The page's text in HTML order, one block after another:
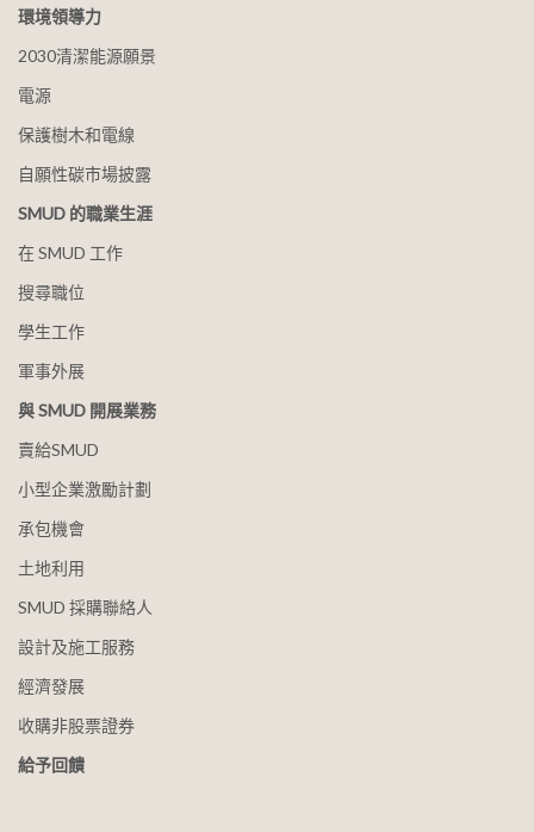
環境領導力
2030清潔能源願景
電源
保護樹木和電線
自願性碳市場披露
SMUD 的職業生涯
在 SMUD 工作
搜尋職位
學生工作
軍事外展
與 SMUD 開展業務
賣給SMUD
小型企業激勵計劃
承包機會
土地利用
SMUD 採購聯絡人
設計及施工服務
經濟發展
收購非股票證券
給予回饋